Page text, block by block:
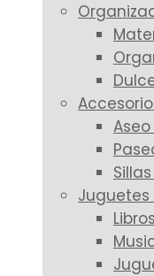
Libros